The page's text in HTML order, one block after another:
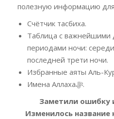
полезную информацию
Счётчик тасбиха.
Таблица с важнейшими
периодами ночи:
последней трети ночи.
Избранные аяты Аль-
Имена Аллахаﷻ.
Заметили ошибку
Изменилось название